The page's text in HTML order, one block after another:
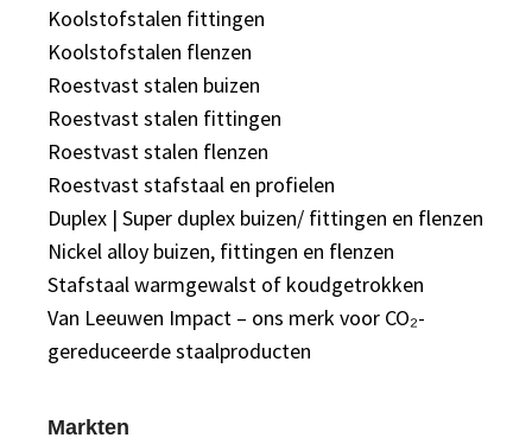
Koolstofstalen fittingen
Koolstofstalen flenzen
Roestvast stalen buizen
Roestvast stalen fittingen
Roestvast stalen flenzen
Roestvast stafstaal en profielen
Duplex | Super duplex buizen/ fittingen en flenzen
Nickel alloy buizen, fittingen en flenzen
Stafstaal warmgewalst of koudgetrokken
Van Leeuwen Impact – ons merk voor CO₂-
gereduceerde staalproducten
Markten